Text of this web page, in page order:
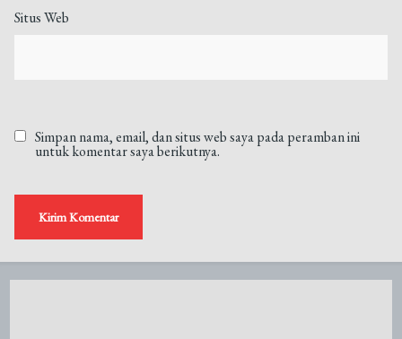
Situs Web
Simpan nama, email, dan situs web saya pada peramban ini
untuk komentar saya berikutnya.